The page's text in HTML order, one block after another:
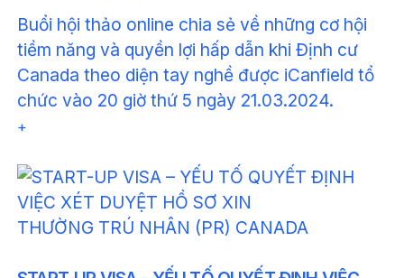
Buổi hội thảo online chia sẻ về những cơ hội
tiềm năng và quyền lợi hấp dẫn khi Định cư
Canada theo diện tay nghề được iCanfield tổ
chức vào 20 giờ thứ 5 ngày 21.03.2024.
+